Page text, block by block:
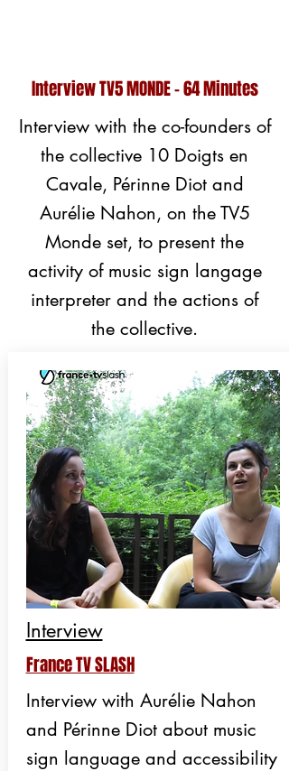
Interview TV5 MONDE - 64 Minutes
Interview with the co-founders of
the collective 10 Doigts en
Cavale, Périnne Diot and
Aurélie Nahon, on the TV5
Monde set, to present the
activity of music sign langage
interpreter and the actions of
the collective.
Interview
France TV SLASH
Interview with Aurélie Nahon
and Périnne Diot about music
sign language and accessibility